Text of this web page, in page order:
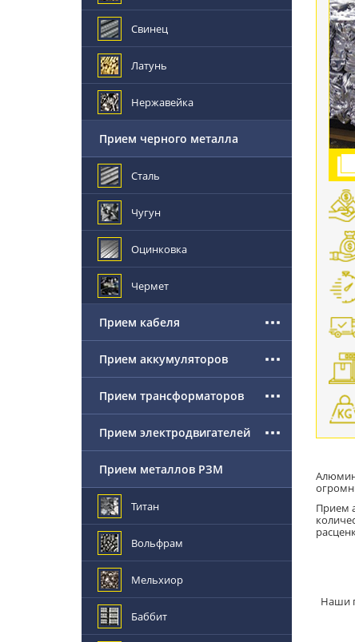
Прием
Наши
Свинец
Латунь
Нержавейка
Прием черного металла
Сталь
Чугун
Оцинковка
Чермет
Прием кабеля
Прием аккумуляторов
Прием трансформаторов
Прием электродвигателей
Прием металлов РЗМ
Титан
Вольфрам
Мельхиор
Баббит